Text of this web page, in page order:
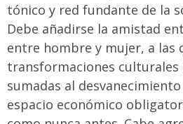
tónico y red fundante de la
Debe añadirse la amistad
entre hombre y mujer, a las
transformaciones culturales
sumadas al
espacio económico